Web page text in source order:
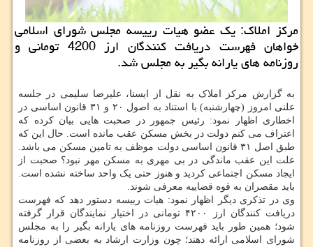
مركز املاك: یك عضو هیات رییسه مجلس شورای اسلامی
خواهان فهرست دریافت كنندگان ارز 4200 تومانی و
روزنامه های یارانه بگیر به مجلس شد.
به گزارش مرکز املاک به نقل از ایسنا، علیرضا سلیمی در جلسه
علنی امروز (چهارشنبه) با استناد به اصول ۲۰ و ۳۱ قانون اساسی در
اخطاری اظهار نمود: رئیس جمهور در صحبت هایی بیان کرده که
اعتراف می کنم دولت در بخش مسکن عقب مانده است. حال این که
طبق اصل ۳۱ قانون اساسی دولت موظف به تامین مسکن می باشد.
علت این عقب ماندگی در بی مهری به مسکن مهر نبود؟ صحبت از
ایجاد مسکن اجتماعی کردید و هنوز حتی یک واحد ساخته نشده است.
باید مقصران به قوه قضاییه معرفی شوند.
وی در تذکری دیگر اظهار نمود: هیات رییسه دستور دهد که فهرست
دریافت کنندگان ارز ۴۲۰۰ تومانی در اختیار نمایندگان قرار گرفته
شود؛ همین طور باید فهرست روزنامه های یارانه بگیر را به مجلس
شورای اسلامی ارائه دهند؛ چون وزارت ارشاد به بعضی از روزنامه